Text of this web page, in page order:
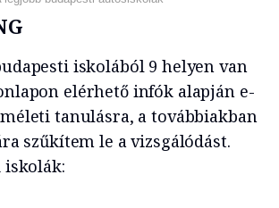
iskolából 9 helyen van
elérhető infók alapján e-
tanulásra, a továbbiakban
szűkítem le a vizsgálódást.
iskolák: